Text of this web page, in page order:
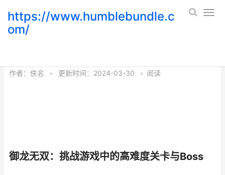
https://www.humblebundle.c
om/
作者： 佚名 • 更新时间：2024-03-30 • 阅读
御龙无双：挑战游戏中的高难度关卡与Boss